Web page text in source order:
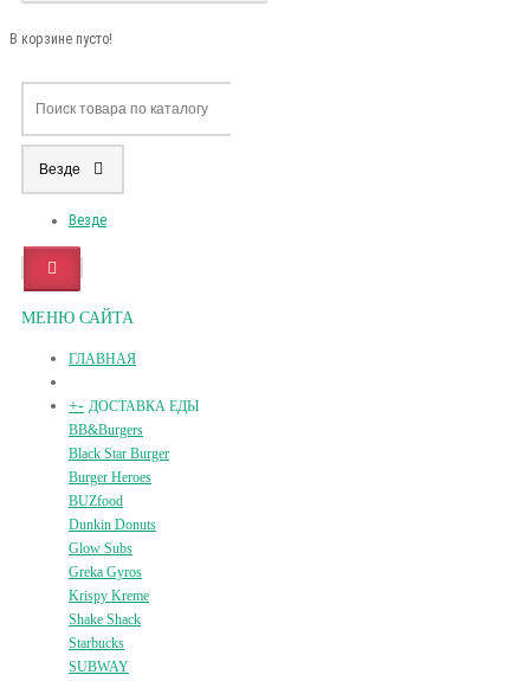
В корзине пусто!
Везде
Везде
МЕНЮ САЙТА
ГЛАВНАЯ
+- ДОСТАВКА ЕДЫ
BB&Burgers
Black Star Burger
Burger Heroes
BUZfood
Dunkin Donuts
Glow Subs
Greka Gyros
Krispy Kreme
Shake Shack
Starbucks
SUBWAY